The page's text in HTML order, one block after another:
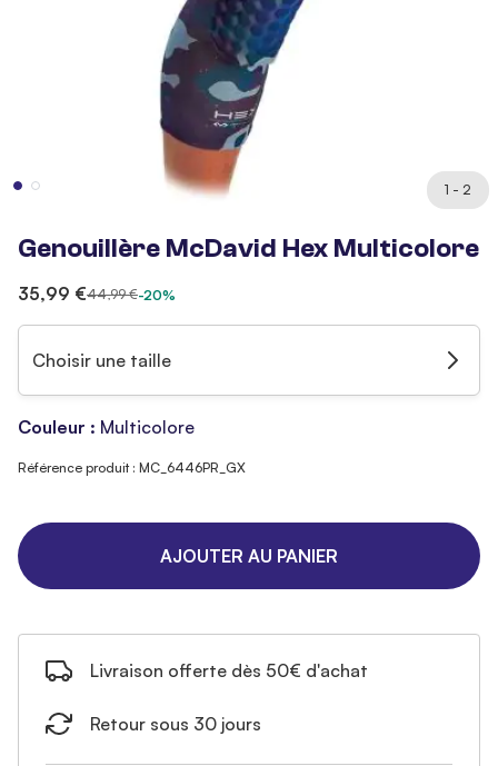
1 - 2
Genouillère McDavid Hex Multicolore
35,99 €44,99 €-20%
Choisir une taille
Couleur : Multicolore
Référence produit : MC_6446PR_GX
AJOUTER AU PANIER
Livraison offerte dès 50€ d'achat
Retour sous 30 jours